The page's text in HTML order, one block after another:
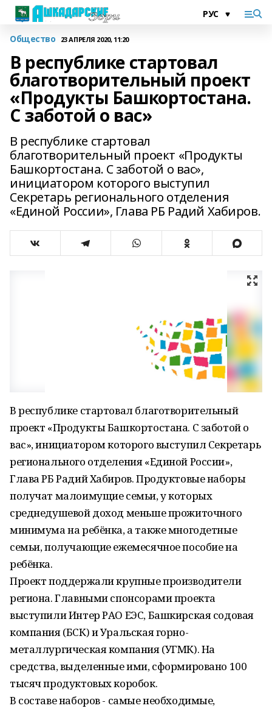
Общество 23 АПРЕЛЯ 2020, 11:20
В республике стартовал
благотворительный проект
«Продукты Башкортостана.
С заботой о вас»
В республике стартовал
благотворительный проект «Продукты
Башкортостана. С заботой о вас»,
инициатором которого выступил
Секретарь регионального отделения
«Единой России», Глава РБ Радий Хабиров.
В республике стартовал благотворительный
проект «Продукты Башкортостана. С заботой о
вас», инициатором которого выступил Секретарь
регионального отделения «Единой России»,
Глава РБ Радий Хабиров. Продуктовые наборы
получат малоимущие семьи, у которых
среднедушевой доход меньше прожиточного
минимума на ребёнка, а также многодетные
семьи, получающие ежемесячное пособие на
ребёнка.
Проект поддержали крупные производители
региона. Главными спонсорами проекта
выступили Интер РАО ЕЭС, Башкирская содовая
компания (БСК) и Уральская горно-
металлургическая компания (УГМК). На
средства, выделенные ими, сформировано 100
тысяч продуктовых коробок.
В составе наборов - самые необходимые,